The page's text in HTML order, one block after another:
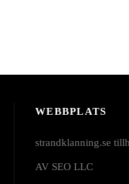
WEBBPLATS
strandklanning.se
AV SEO LLC